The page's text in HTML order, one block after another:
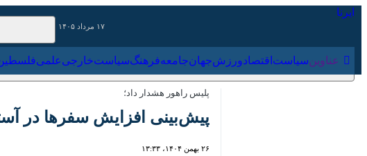
عناوین‌ سیاست اقتصاد ورزش جهان جامعه فرهنگ سیاست‌خارجی
پلیس راهور هشدار داد؛
پیش‌بینی افزایش سفرها در